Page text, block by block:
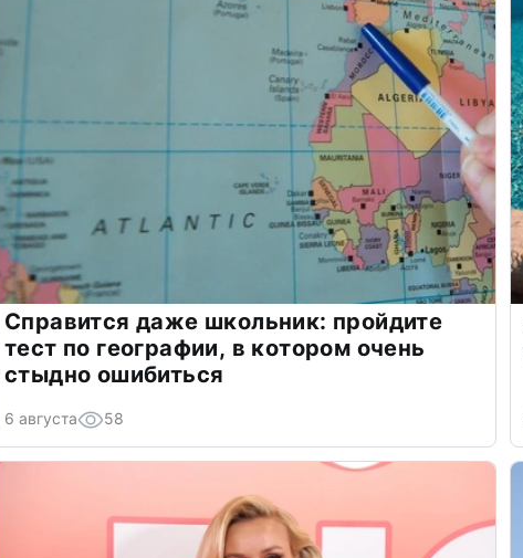
Справится даже школьник: пройдите
тест по географии, в котором очень
стыдно ошибиться
6 августа 58